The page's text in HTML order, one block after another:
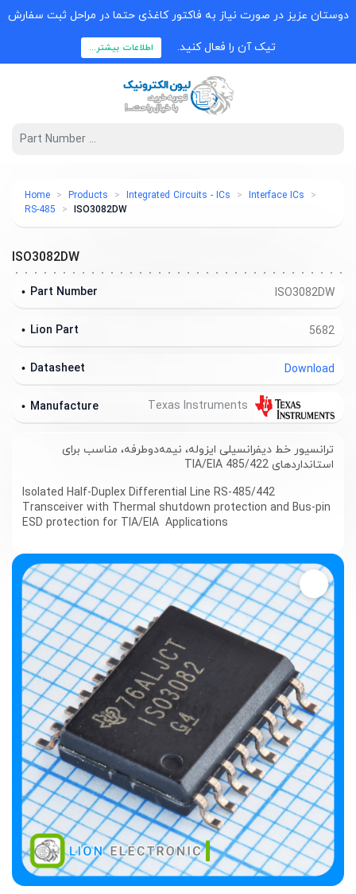
دوستان عزیز در صورت نیاز به فاکتور کاغذی حتما در مراحل ثبت سفارش
تیک آن را فعال کنید. اطلاعات بیشتر...
Home Products Integrated Circuits - ICs
Interface ICs
RS-485
ISO3082DW
ISO3082DW
ISO3082DW
Part Number
5682
Lion Part
Download
Datasheet
Manufacture
ترانسیور خط دیفرانسیلی ایزوله، نیمه‌دوطرفه، مناسب برای
استانداردهای TIA/EIA 485/422
Isolated Half-Duplex Differential Line RS-485/442
Transceiver with Thermal shutdown protection and Bus-pin
ESD protection for TIA/EIA Applications